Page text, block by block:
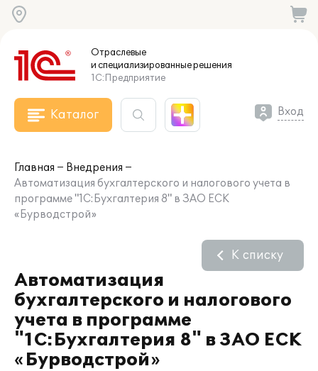
Отраслевые
и специализированныерешения
1С:Предприятие
Каталог Вход
Главная
Внедрения
Автоматизация бухгалтерского и налогового учета в
программе "1С:Бухгалтерия 8" в ЗАО ЕСК
«Бурводстрой»
Автоматизация
бухгалтерского и налогового
учета в программе
"1С:Бухгалтерия 8" в ЗАО ЕСК
«Бурводстрой»
К списку